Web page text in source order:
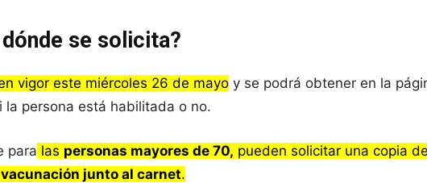
se solicita?
vigor este miércoles 26 de mayo y se podrá obtener en la
la persona está habilitada o no.
para las personas mayores de 70, pueden solicitar una copia
junto al carnet.